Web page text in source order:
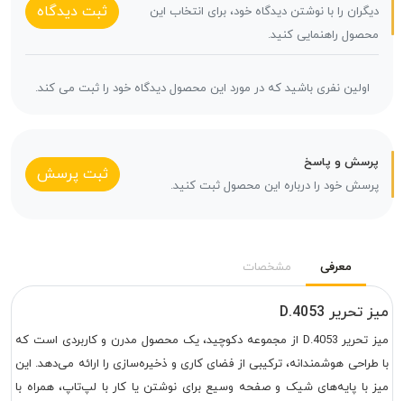
دیگران را با نوشتن دیدگاه خود، برای انتخاب این
محصول راهنمایی کنید.
ثبت دیدگاه
اولین نفری باشید که در مورد این محصول دیدگاه خود را ثبت می کند.
پرسش و پاسخ
پرسش خود را درباره این محصول ثبت کنید.
ثبت پرسش
معرفی مشخصات
میز تحریر D.4053
میز تحریر D.4053 از مجموعه دکوچید، یک محصول مدرن و کاربردی است که
با طراحی هوشمندانه، ترکیبی از فضای کاری و ذخیره‌سازی را ارائه می‌دهد. این
میز با پایه‌های شیک و صفحه وسیع برای نوشتن یا کار با لپ‌تاپ، همراه با